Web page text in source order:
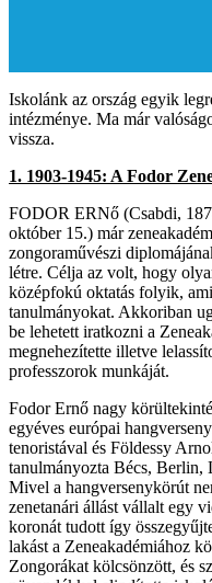
Iskolánk az ország egyik
intézménye. Ma már
vissza.
1. 1903-1945: A Fodor
FODOR ERNő (Csabdi,
október 15.) már
zongoraművészi
létre. Célja az volt, hogy
középfokú oktatás folyik,
tanulmányokat. Akkoriban
be lehetett iratkozni a
megnehezítette illetve
professzorok munkáját.
Fodor Ernő nagy
egyéves európai
tenoristával és Földessy
tanulmányozta Bécs, Berlin,
Mivel a hangversenykörút
zenetanári állást vállalt egy
koronát tudott így
lakást a Zeneakadémiához
Zongorákat kölcsönzött, és